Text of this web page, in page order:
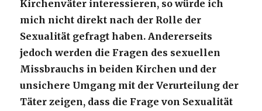
Kirchenväter interessieren, so würde ich
mich nicht direkt nach der Rolle der
Sexualität gefragt haben. Andererseits
jedoch werden die Fragen des sexuellen
Missbrauchs in beiden Kirchen und der
unsichere Umgang mit der Verurteilung der
Täter zeigen, dass die Frage von Sexualität